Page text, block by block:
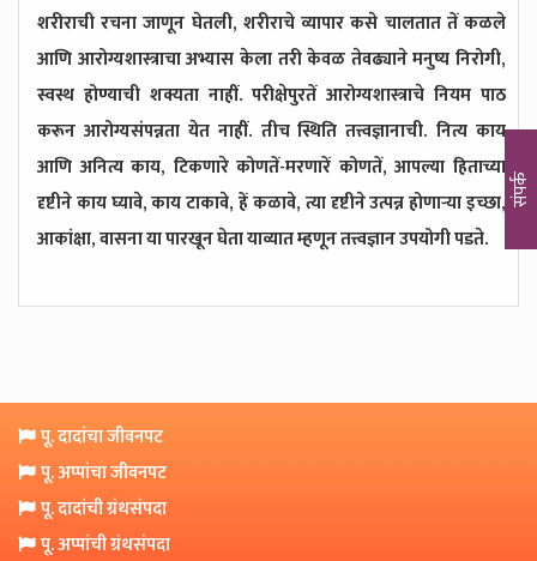
शरीराची रचना जाणून घेतली, शरीराचे व्यापार कसे चालतात तें कळले
आणि आरोग्यशास्त्राचा अभ्यास केला तरी केवळ तेवढ्याने मनुष्य निरोगी,
स्वस्थ होण्याची शक्यता नाहीं. परीक्षेपुरतें आरोग्यशास्त्राचे नियम पाठ
करून आरोग्यसंपन्नता येत नाहीं. तीच स्थिति तत्त्वज्ञानाची. नित्य काय
आणि अनित्य काय, टिकणारे कोणतें-मरणारें कोणतें, आपल्या हिताच्या
दृष्टीने काय घ्यावे, काय टाकावे, हें कळावे, त्या दृष्टीने उत्पन्न होणाऱ्या इच्छा,
आकांक्षा, वासना या पारखून घेता याव्यात म्हणून तत्त्वज्ञान उपयोगी पडते.
पू. दादांचा जीवनपट
पू. अप्पांचा जीवनपट
पू. दादांची ग्रंथसंपदा
पू. अप्पांची ग्रंथसंपदा
संपर्क